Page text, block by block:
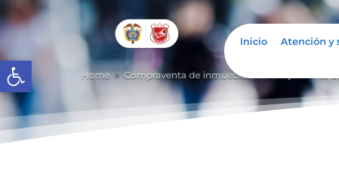
Abrir barra de herramientas
Inicio Atención y
Home 9 Compraventa de inmuebles